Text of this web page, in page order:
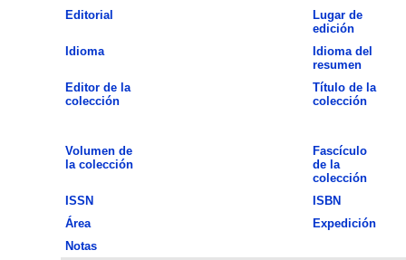
Editorial
Lugar de
edición
Idioma
Idioma del
resumen
Editor de la
colección
Título de la
colección
Volumen de
la colección
Fascículo
de la
colección
ISSN
ISBN
Área
Expedición
Notas